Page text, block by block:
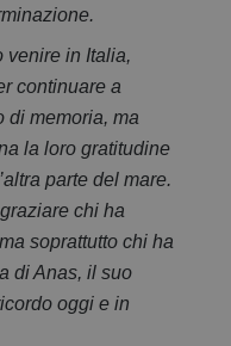
venire in Italia,
continuare a
di memoria, ma
la loro gratitudine
parte del mare.
chi ha
soprattutto chi ha
di Anas, il suo
oggi e in